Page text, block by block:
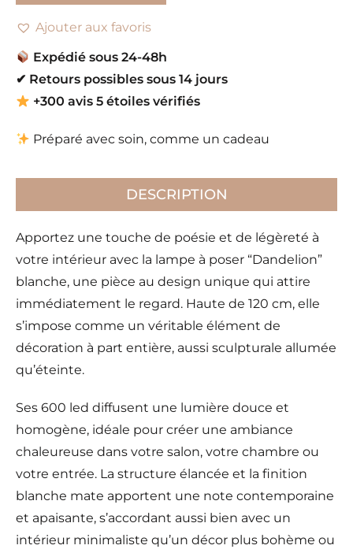
Ajouter aux favoris
Expédié sous 24-48h
✔ Retours possibles sous 14 jours
+300 avis 5 étoiles vérifiés
Préparé avec soin, comme un cadeau
DESCRIPTION
Apportez une touche de poésie et de légèreté à
votre intérieur avec la lampe à poser “Dandelion”
blanche, une pièce au design unique qui attire
immédiatement le regard. Haute de 120 cm, elle
s’impose comme un véritable élément de
décoration à part entière, aussi sculpturale allumée
qu’éteinte.
Ses 600 led diffusent une lumière douce et
homogène, idéale pour créer une ambiance
chaleureuse dans votre salon, votre chambre ou
votre entrée. La structure élancée et la finition
blanche mate apportent une note contemporaine
et apaisante, s’accordant aussi bien avec un
intérieur minimaliste qu’un décor plus bohème ou